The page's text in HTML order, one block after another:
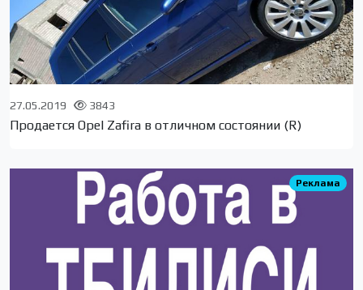
27.05.2019 3843
Продается Opel Zafira в отличном состоянии (R)
Реклама